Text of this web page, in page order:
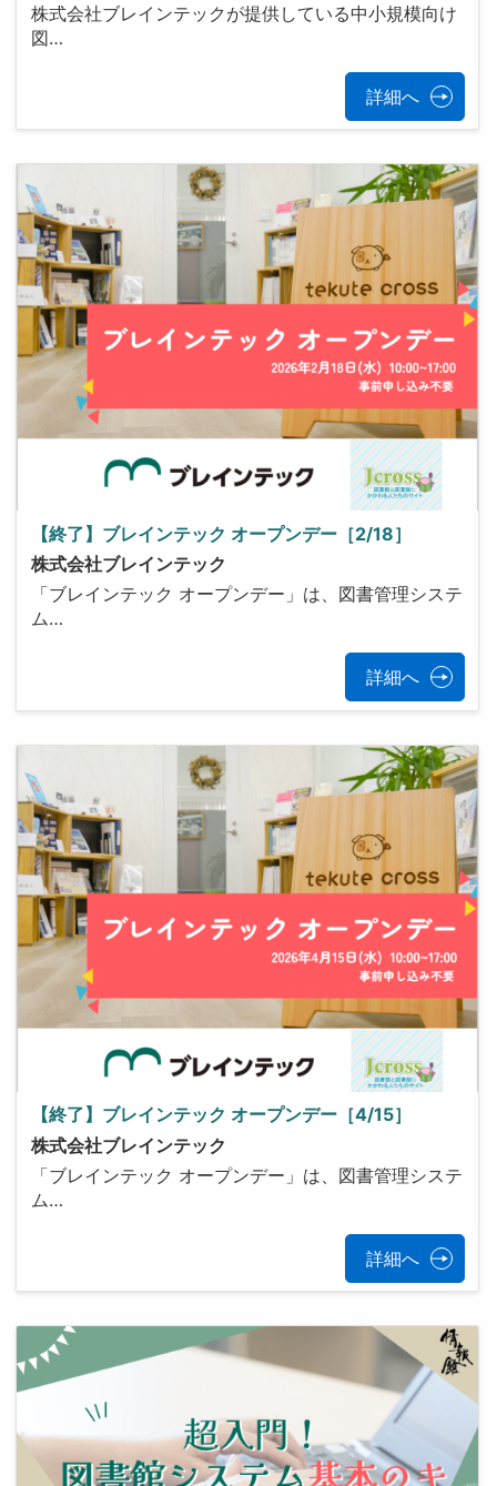
株式会社ブレインテックが提供している中小規模向け
図…
詳細へ
【終了】ブレインテック オープンデー［2/18］
株式会社ブレインテック
「ブレインテック オープンデー」は、図書管理システ
ム…
詳細へ
【終了】ブレインテック オープンデー［4/15］
株式会社ブレインテック
「ブレインテック オープンデー」は、図書管理システ
ム…
詳細へ